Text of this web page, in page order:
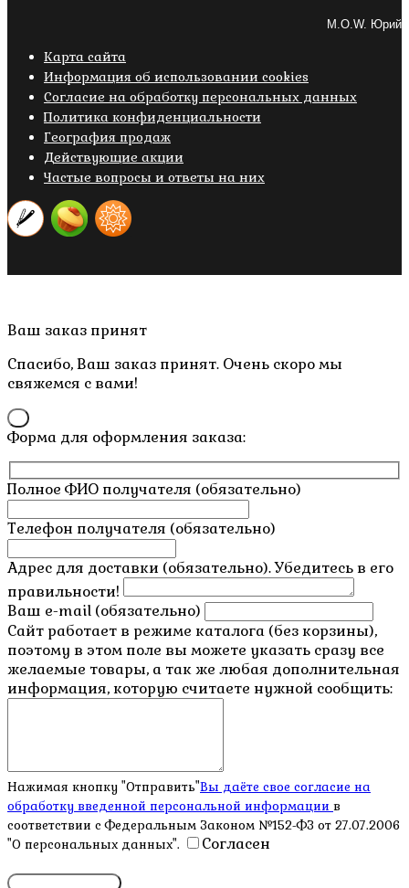
M.O.W. Юрий
Карта сайта
Информация об использовании cookies
Cогласие на обработку персональных данных
Политика конфиденциальности
География продаж
Действующие акции
Частые вопросы и ответы на них
Пролистать
Ваш заказ принят
Спасибо, Ваш заказ принят. Очень скоро мы
свяжемся с вами!
Форма для оформления заказа:
Полное ФИО получателя (обязательно)
Телефон получателя (обязательно)
Адрес для доставки (обязательно). Убедитесь в его
правильности!
Ваш e-mail (обязательно)
Сайт работает в режиме каталога (без корзины),
поэтому в этом поле вы можете указать сразу все
желаемые товары, а так же любая дополнительная
информация, которую считаете нужной сообщить:
Нажимая кнопку "Отправить"Вы даёте свое согласие на
обработку введенной персональной информации в
соответствии с Федеральным Законом №152-ФЗ от 27.07.2006
"О персональных данных".
Согласен